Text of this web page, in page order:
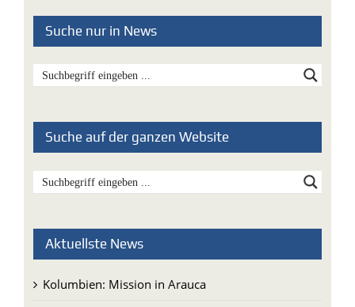
Suche nur in News
Suche auf der ganzen Website
Aktuellste News
Kolumbien: Mission in Arauca